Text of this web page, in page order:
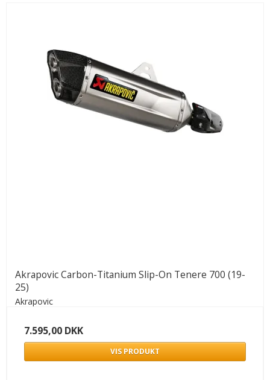
Akrapovic Carbon-Titanium Slip-On Tenere 700 (19-
25)
Akrapovic
7.595,00 DKK
VIS PRODUKT